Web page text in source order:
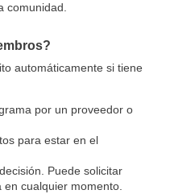
comunidad.
automáticamente si tiene
por un proveedor o
para estar en el
Puede solicitar
cualquier momento.